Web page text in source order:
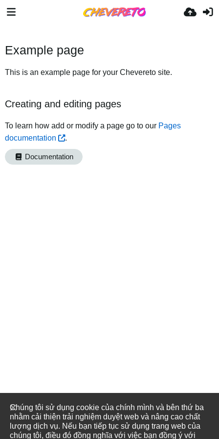
Example page
This is an example page for your Chevereto site.
Creating and editing pages
To learn how add or modify a page go to our Pages
documentation
.
Documentation
Chúng tôi sử dụng cookie của chính mình và bên thứ ba
nhằm cải thiện trải nghiệm duyệt web và nâng cao chất
lượng dịch vụ. Nếu bạn tiếp tục sử dụng trang web của
chúng tôi, điều đó đồng nghĩa với việc bạn đồng ý với